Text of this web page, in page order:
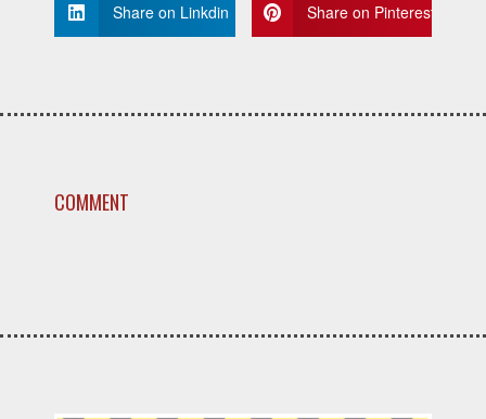
Share on Linkdin Share on Pinterest
COMMENT